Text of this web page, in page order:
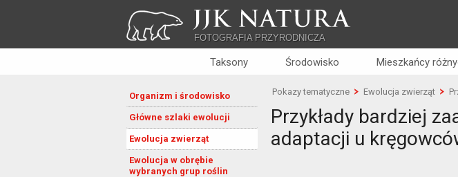
JJK NATURA
FOTOGRAFIA PRZYRODNICZA
Taksony Środowisko Mieszkańcy
Organizm i środowisko
Główne szlaki ewolucji
Ewolucja zwierząt
Ewolucja w obrębie
wybranych grup roślin
Pokazy tematyczne Ewolucja zwierząt
Przykłady bardziej
adaptacji u